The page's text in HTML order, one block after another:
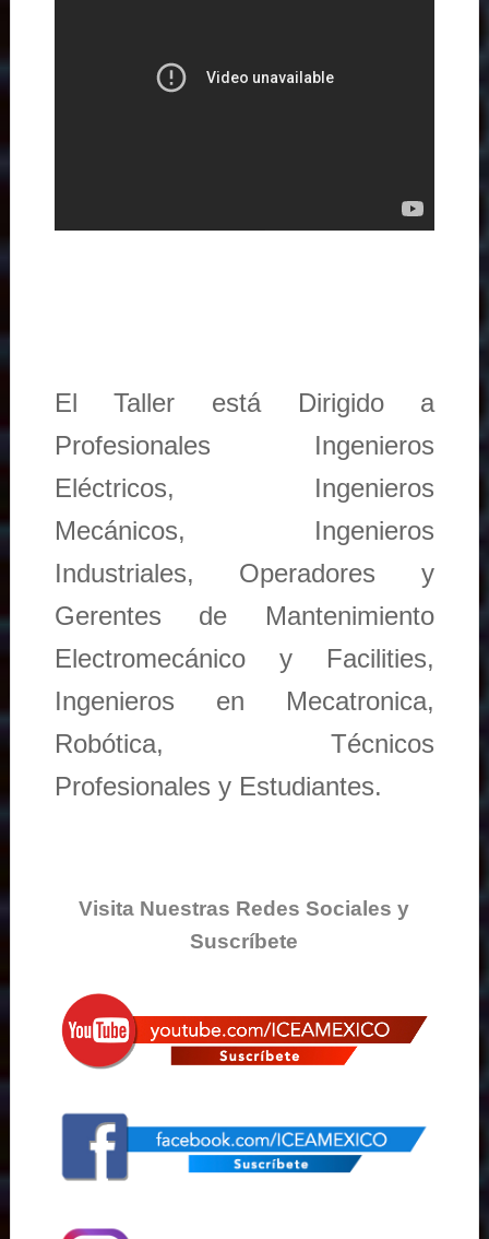
El Taller está Dirigido a
Profesionales Ingenieros
Eléctricos, Ingenieros
Mecánicos, Ingenieros
Industriales, Operadores y
Gerentes de Mantenimiento
Electromecánico y Facilities,
Ingenieros en Mecatronica,
Robótica, Técnicos
Profesionales y Estudiantes.
Visita Nuestras Redes Sociales y
Suscríbete